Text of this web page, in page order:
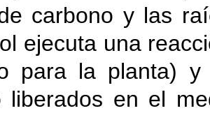
carbono y las
ejecuta una
para la planta)
liberados en el